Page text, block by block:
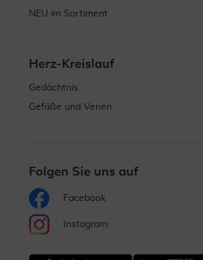
NEU im Sortiment
Herz-Kreislauf
Gedächtnis
Gefäße und Venen
Folgen Sie uns auf
Facebook
Instagram